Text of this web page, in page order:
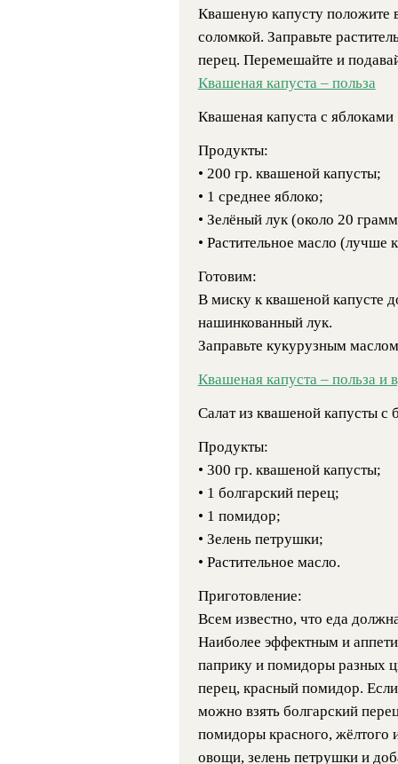
Квашеную капусту положите
соломкой. Заправьте
перец. Перемешайте и
Квашеная капуста – польза
Квашеная капуста с яблоками
Продукты:
• 200 гр. квашеной капусты;
• 1 среднее яблоко;
• Зелёный лук (около 20
• Растительное масло (лучше
Готовим:
В миску к квашеной капусте
нашинкованный лук.
Заправьте кукурузным
Квашеная капуста – польза и
Салат из квашеной капусты с
Продукты:
• 300 гр. квашеной капусты;
• 1 болгарский перец;
• 1 помидор;
• Зелень петрушки;
• Растительное масло.
Приготовление:
Всем известно, что еда
Наиболее эффектным и
паприку и помидоры разных
перец, красный помидор.
можно взять болгарский
помидоры красного, жёлтого
овощи, зелень петрушки и